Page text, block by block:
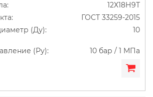
12Х18Н9Т
ГОСТ 33259-2015
10
10 бар / 1 МПа